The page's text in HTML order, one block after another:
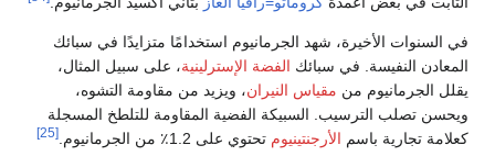
في السنوات الأخيرة، شهد الجرمانيوم استخدامًا متزايدًا في سبائك
المعادن النفيسة. في سبائك الفضة الإسترلينية، على سبيل المثال،
يقلل الجرمانيوم من مقياس النيران، ويزيد من مقاومة التشوه،
ويحسن تصلب الترسيب. السبيكة الفضية المقاومة للتلطخ المسجلة
كعلامة تجارية باسم الأرجنتينيوم تحتوي على 1.2٪ من الجرمانيوم. [25]